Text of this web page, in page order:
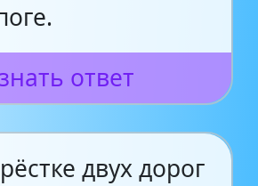
ответ
двух дорог